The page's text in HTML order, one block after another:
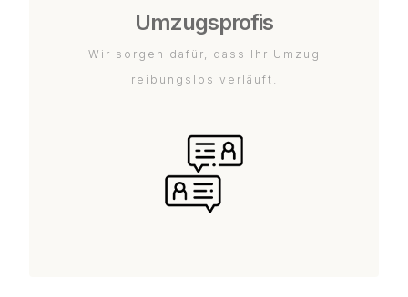
Umzugsprofis
Wir sorgen dafür, dass Ihr Umzug
reibungslos verläuft.